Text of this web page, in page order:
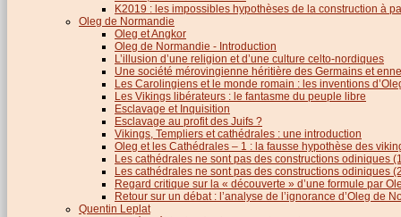
K2019 : les impossibles hypothèses de la construction à
Oleg de Normandie
Oleg et Angkor
Oleg de Normandie - Introduction
L’illusion d’une religion et d’une culture celto-nordiques
Une société mérovingienne héritière des Germains et
Les Carolingiens et le monde romain : les inventions
Les Vikings libérateurs : le fantasme du peuple libre
Esclavage et Inquisition
Esclavage au profit des Juifs ?
Vikings, Templiers et cathédrales : une introduction
Oleg et les Cathédrales – 1 : la fausse hypothèse des
Les cathédrales ne sont pas des constructions odiniques
Les cathédrales ne sont pas des constructions odiniques
Regard critique sur la « découverte » d’une formule par
Retour sur un débat : l’analyse de l’ignorance d’Oleg de
Quentin Leplat